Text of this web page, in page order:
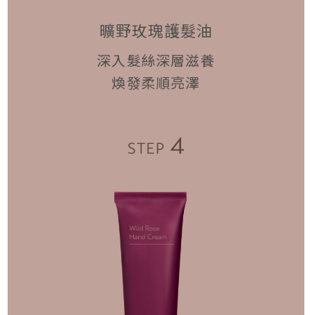
曠野玫瑰護髮油
深入髮絲深層滋養
煥發柔順亮澤